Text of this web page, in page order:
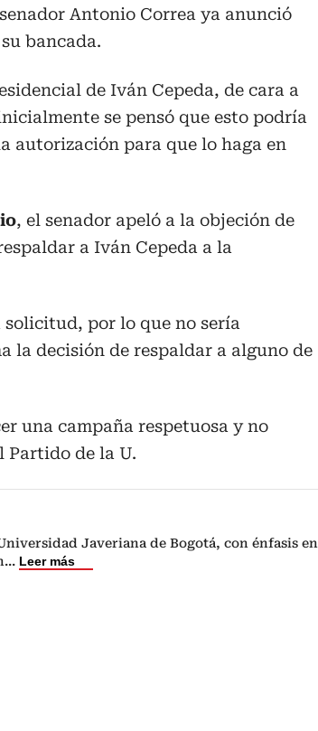
Antonio Correa ya anunció
bancada.
de Iván Cepeda, de cara a
se pensó que esto podría
autorización para que lo haga en
, el senador apeló a la objeción de
a Iván Cepeda a la
por lo que no sería
la decisión de respaldar a alguno de
una campaña respetuosa y no
Partido de la U.
Javeriana de Bogotá, con énfasis en
... Leer más